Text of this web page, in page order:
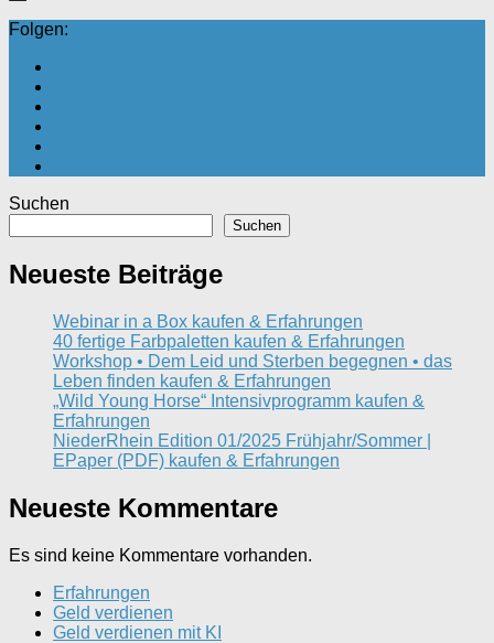
Folgen:
Suchen
Suchen
Neueste Beiträge
Webinar in a Box kaufen & Erfahrungen
40 fertige Farbpaletten kaufen & Erfahrungen
Workshop • Dem Leid und Sterben begegnen • das
Leben finden kaufen & Erfahrungen
„Wild Young Horse“ Intensivprogramm kaufen &
Erfahrungen
NiederRhein Edition 01/2025 Frühjahr/Sommer |
EPaper (PDF) kaufen & Erfahrungen
Neueste Kommentare
Es sind keine Kommentare vorhanden.
Erfahrungen
Geld verdienen
Geld verdienen mit KI